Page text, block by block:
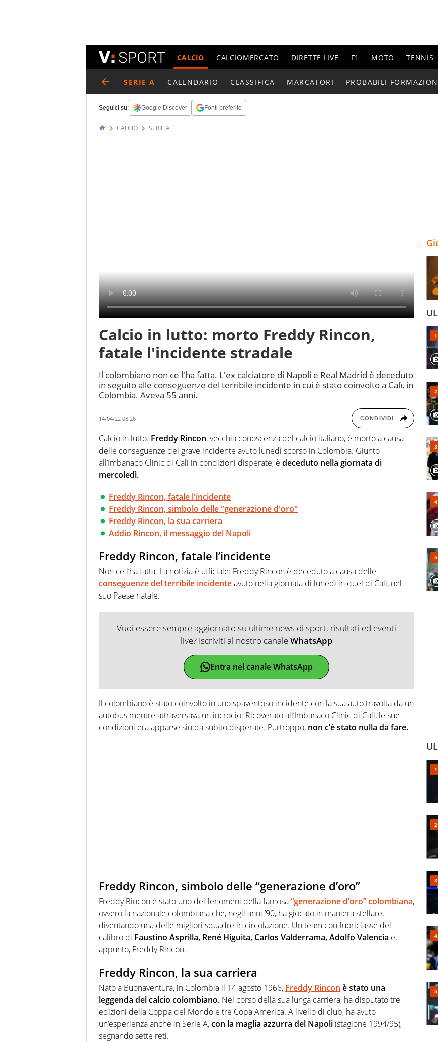
CALCIO CALCIOMERCATO DIRETTE LIVE F1 MOTO TENNIS
SERIE A CALENDARIO CLASSIFICA MARCATORI PROBABILI
Seguici su: Google Discover Fonti preferite
CALCIO SERIE A
Calcio in lutto: morto Freddy Rincon,
fatale l'incidente stradale
Il colombiano non ce l'ha fatta. L'ex calciatore di Napoli e Real Madrid è deceduto
in seguito alle conseguenze del terribile incidente in cui è stato coinvolto a Calì, in
Colombia. Aveva 55 anni.
14/04/22 08:26 CONDIVIDI
Calcio in lutto. Freddy Rincon, vecchia conoscenza del calcio italiano, è morto a causa
delle conseguenze del grave incidente avuto lunedì scorso in Colombia. Giunto
all’Imbanaco Clinic di Cali in condizioni disperate, è deceduto nella giornata di
mercoledì.
Freddy Rincon, fatale l'incidente
Freddy Rincon, simbolo delle "generazione d'oro"
Freddy Rincon, la sua carriera
Addio Rincon, il messaggio del Napoli
Freddy Rincon, fatale l’incidente
Non ce l’ha fatta. La notizia è ufficiale: Freddy Rincon è deceduto a causa delle
conseguenze del terribile incidenteavuto nella giornata di lunedì in quel di Cali, nel
suo Paese natale.
Vuoi essere sempre aggiornato su ultime news di sport, risultati ed eventi
live? Iscriviti al nostro canaleWhatsApp
Entra nel canale WhatsApp
Il colombiano è stato coinvolto in uno spaventoso incidente con la sua auto travolta da un
autobus mentre attraversava un incrocio. Ricoverato all’Imbanaco Clinic di Cali, le sue
condizioni era apparse sin da subito disperate. Purtroppo, non c’è stato nulla da fare.
Freddy Rincon, simbolo delle “generazione d’oro”
Freddy Rincon è stato uno dei fenomeni della famosa“generazione d’oro” colombiana,
ovvero la nazionale colombiana che, negli anni ’90, ha giocato in maniera stellare,
diventando una delle migliori squadre in circolazione. Un team con fuoriclasse del
calibro di Faustino Asprilla, René Higuita, Carlos Valderrama, Adolfo Valencia e,
appunto, Freddy Rincon.
Freddy Rincon, la sua carriera
Nato a Buonaventura, in Colombia il 14 agosto 1966, Freddy Rincon è stato una
leggenda del calcio colombiano. Nel corso della sua lunga carriera, ha disputato tre
edizioni della Coppa del Mondo e tre Copa America. A livello di club, ha avuto
un’esperienza anche in Serie A,con la maglia azzurra del Napoli(stagione 1994/95),
segnando sette reti.